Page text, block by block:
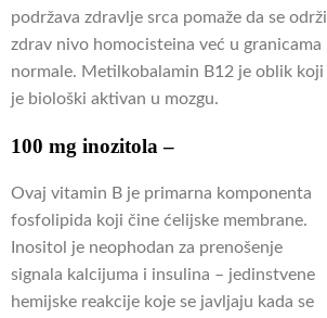
podržava zdravlje srca pomaže da se održi
zdrav nivo homocisteina već u granicama
normale. Metilkobalamin B12 je oblik koji
je biološki aktivan u mozgu.
100 mg inozitola –
Ovaj vitamin B je primarna komponenta
fosfolipida koji čine ćelijske membrane.
Inositol je neophodan za prenošenje
signala kalcijuma i insulina – jedinstvene
hemijske reakcije koje se javljaju kada se